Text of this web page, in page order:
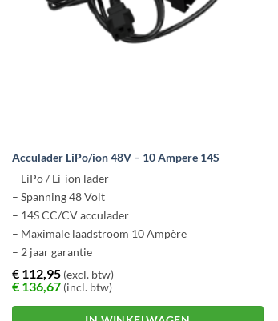
Acculader LiPo/ion 48V – 10 Ampere 14S
– LiPo / Li-ion lader
– Spanning 48 Volt
– 14S CC/CV acculader
– Maximale laadstroom 10 Ampère
– 2 jaar garantie
€112,95(excl. btw)
€136,67(incl. btw)